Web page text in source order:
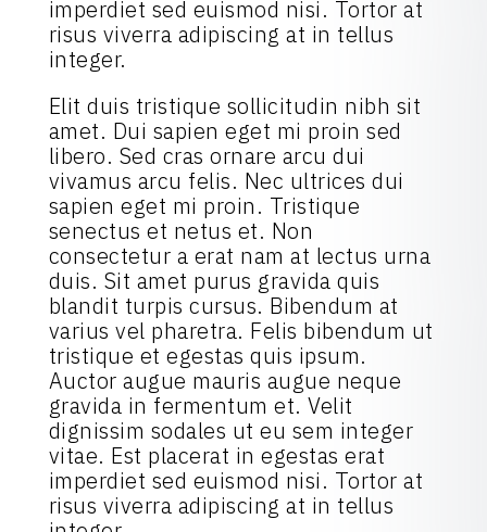
imperdiet sed euismod nisi. Tortor at
risus viverra adipiscing at in tellus
integer.
Elit duis tristique sollicitudin nibh sit
amet. Dui sapien eget mi proin sed
libero. Sed cras ornare arcu dui
vivamus arcu felis. Nec ultrices dui
sapien eget mi proin. Tristique
senectus et netus et. Non
consectetur a erat nam at lectus urna
duis. Sit amet purus gravida quis
blandit turpis cursus. Bibendum at
varius vel pharetra. Felis bibendum ut
tristique et egestas quis ipsum.
Auctor augue mauris augue neque
gravida in fermentum et. Velit
dignissim sodales ut eu sem integer
vitae. Est placerat in egestas erat
imperdiet sed euismod nisi. Tortor at
risus viverra adipiscing at in tellus